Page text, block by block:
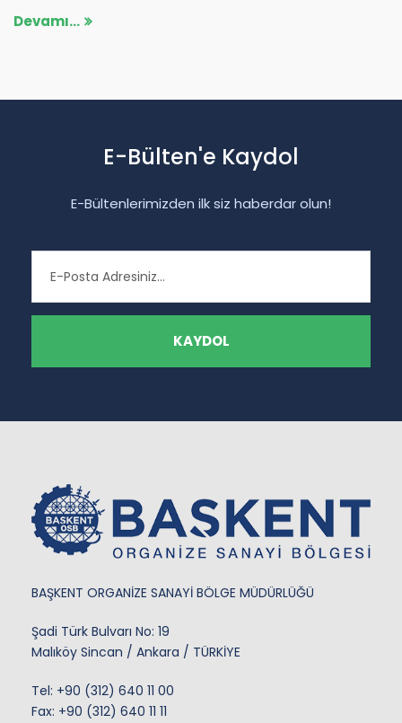
Devamı...
E-Bülten'e Kaydol
E-Bültenlerimizden ilk siz haberdar olun!
BAŞKENT ORGANİZE SANAYİ BÖLGE MÜDÜRLÜĞÜ
Şadi Türk Bulvarı No: 19
Malıköy Sincan / Ankara / TÜRKİYE
Tel: +90 (312) 640 11 00
Fax: +90 (312) 640 11 11